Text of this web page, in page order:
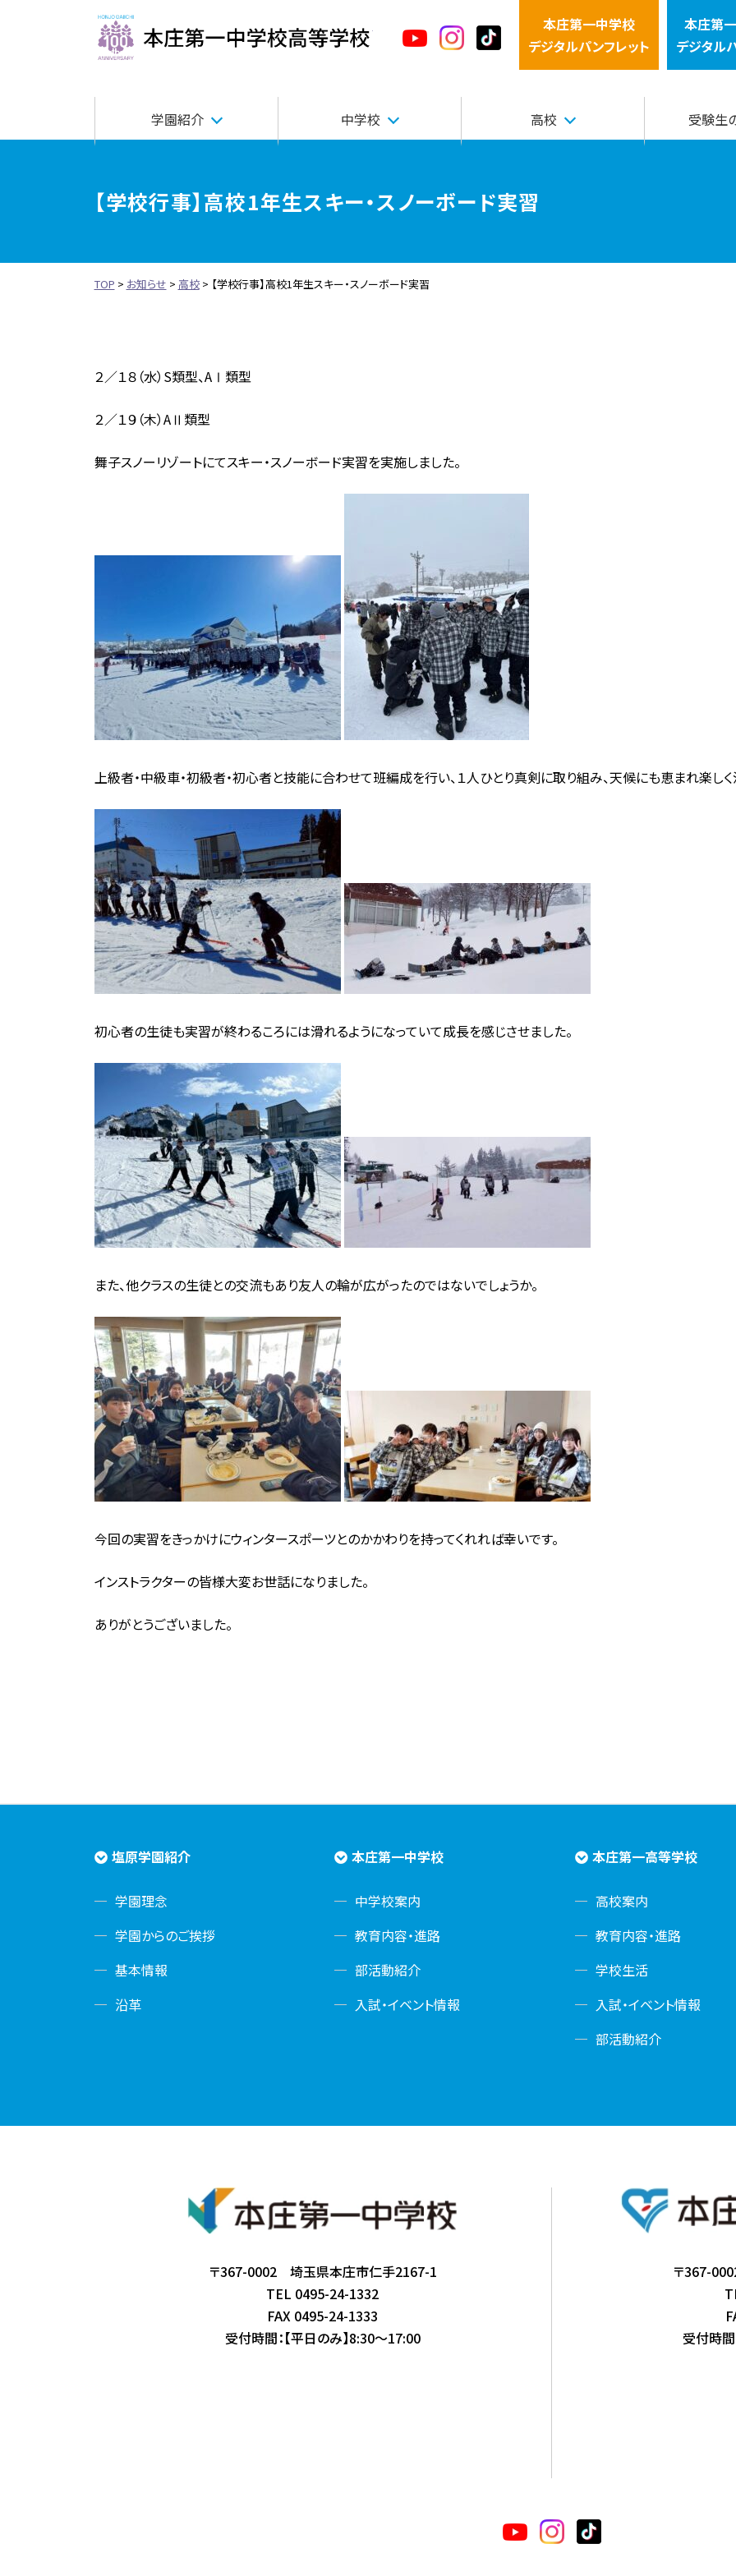
本庄第一高等学校中高一貫サイト本庄第一中学校
デジタルパンフレット
本庄第
デジタル
学園紹介 中学校 高校 受験生
【学校行事】高校1年生スキー・スノーボード実習
TOP > お知らせ > 高校> 【学校行事】高校1年生スキー・スノーボード実習
２／１８（水）S類型、AⅠ類型
２／１９（木）AⅡ類型
舞子スノーリゾートにてスキー・スノーボード実習を実施しました。
上級者・中級車・初級者・初心者と技能に合わせて班編成を行い、１人ひとり真剣に取り組み、天候にも恵まれ楽しく
初心者の生徒も実習が終わるころには滑れるようになっていて成長を感じさせました。
また、他クラスの生徒との交流もあり友人の輪が広がったのではないでしょうか。
今回の実習をきっかけにウィンタースポーツとのかかわりを持ってくれれば幸いです。
インストラクターの皆様大変お世話になりました。
ありがとうございました。
塩原学園紹介
学園理念
学園からのご挨拶
基本情報
沿革
本庄第一中学校
中学校案内
教育内容・進路
部活動紹介
入試・イベント情報
本庄第一高等学校
高校案内
教育内容・進路
学校生活
入試・イベント情報
部活動紹介
〒367-0002 埼玉県本庄市仁手2167-1
TEL 0495-24-1332
FAX 0495-24-1333
受付時間：【平日のみ】8:30～17:00
〒367-
受付時間